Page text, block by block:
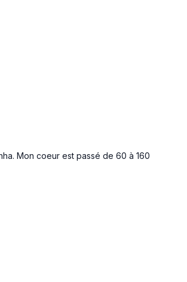
Mon coeur est passé de 60 à 160